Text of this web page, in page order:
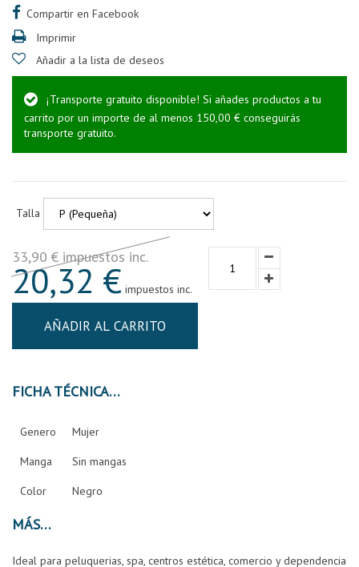
Compartir en Facebook
Imprimir
Añadir a la lista de deseos
¡Transporte gratuito disponible! Si añades productos a tu
carrito por un importe de al menos 150,00 € conseguirás
transporte gratuito.
Talla
33,90 € impuestos inc.
20,32 € impuestos inc.
AÑADIR AL CARRITO
FICHA TÉCNICA
Genero Mujer
Manga Sin mangas
Color Negro
MÁS
Ideal para peluquerias, spa, centros estética, comercio y dependencia